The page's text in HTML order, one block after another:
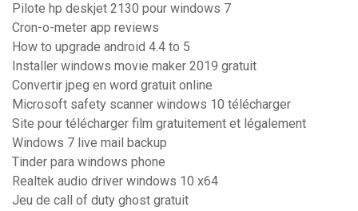
Pilote hp deskjet 2130 pour windows 7
Cron-o-meter app reviews
How to upgrade android 4.4 to 5
Installer windows movie maker 2019 gratuit
Convertir jpeg en word gratuit online
Microsoft safety scanner windows 10 télécharger
Site pour télécharger film gratuitement et légalement
Windows 7 live mail backup
Tinder para windows phone
Realtek audio driver windows 10 x64
Jeu de call of duty ghost gratuit